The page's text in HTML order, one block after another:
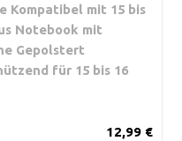
Kompatibel mit 15 bis
Notebook mit
Gepolstert
für 15 bis 16
12,99 €